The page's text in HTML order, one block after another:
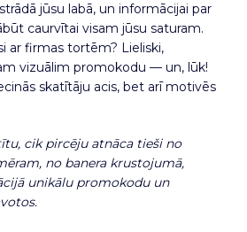
jūsu labā, un informācijai par
caurvītai visam jūsu saturam.
ar firmas tortēm? Lieliski,
vizuālim promokodu — un, lūk!
skatītāju acis, bet arī motivēs
cik pircēju atnāca tieši no
no banera krustojumā,
unikālu promokodu un